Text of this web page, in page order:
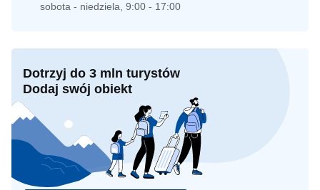
sobota - niedziela, 9:00 - 17:00
Dotrzyj do 3 mln turystów
Dodaj swój obiekt